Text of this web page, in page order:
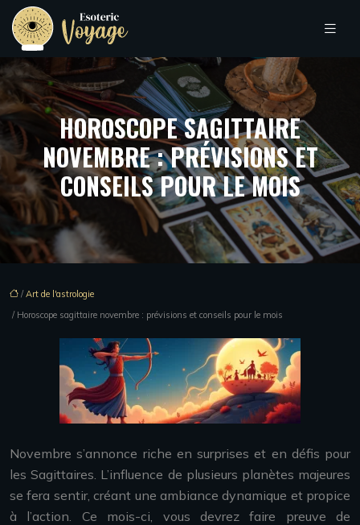
HOROSCOPE SAGITTAIRE
NOVEMBRE : PRÉVISIONS ET
CONSEILS POUR LE MOIS
/Art de l'astrologie
/ Horoscope sagittaire novembre : prévisions et conseils pour le mois
Novembre s’annonce riche en surprises et en défis pour
les Sagittaires. L’influence de plusieurs planètes majeures
se fera sentir, créant une ambiance dynamique et propice
à l’action. Ce mois-ci, vous devrez faire preuve de